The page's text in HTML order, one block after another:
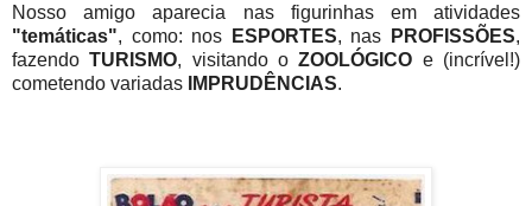
Nosso amigo aparecia nas figurinhas em atividades
"temáticas", como: nos ESPORTES, nas PROFISSÕES,
fazendoTURISMO, visitando oZOOLÓGICO e (incrível!)
cometendo variadas
IMPRUDÊNCIAS.